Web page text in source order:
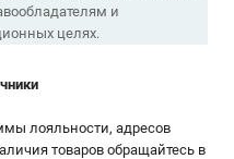
и
целях.
лояльности, адресов
товаров обращайтесь в